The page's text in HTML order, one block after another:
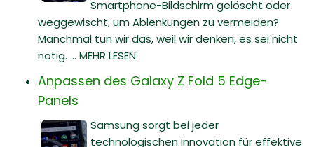
Smartphone-Bildschirm gelöscht oder
weggewischt, um Ablenkungen zu vermeiden?
Manchmal tun wir das, weil wir denken, es sei nicht
nötig. ... MEHR LESEN
Anpassen des Galaxy Z Fold 5 Edge-
Panels
Samsung sorgt bei jeder
technologischen Innovation für effektive